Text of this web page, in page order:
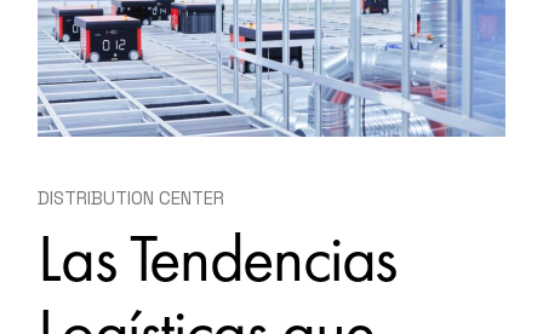
DISTRIBUTION CENTER
Las Tendencias